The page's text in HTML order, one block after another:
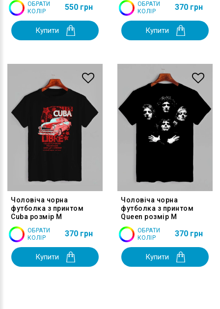
ОБРАТИ
КОЛІР
550 грн
Купити
ОБРАТИ
КОЛІР
370 грн
Купити
Чоловіча чорна
футболка з принтом
Cuba розмір M
ОБРАТИ
КОЛІР
370 грн
Купити
Чоловіча чорна
футболка з принтом
Queen розмір M
ОБРАТИ
КОЛІР
370 грн
Купити